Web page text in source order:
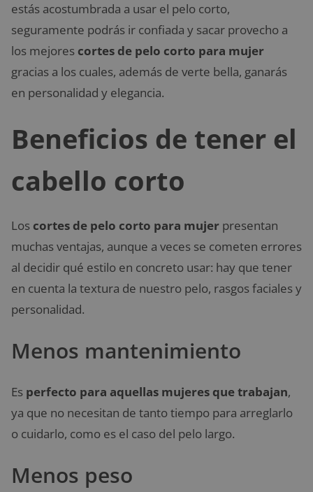
estás acostumbrada a usar el pelo corto,
seguramente podrás ir confiada y sacar provecho a
los mejores cortes de pelo corto para mujer
gracias a los cuales, además de verte bella, ganarás
en personalidad y elegancia.
Beneficios de tener el
cabello corto
Los cortes de pelo corto para mujer presentan
muchas ventajas, aunque a veces se cometen errores
al decidir qué estilo en concreto usar: hay que tener
en cuenta la textura de nuestro pelo, rasgos faciales y
personalidad.
Menos mantenimiento
Es perfecto para aquellas mujeres que trabajan,
ya que no necesitan de tanto tiempo para arreglarlo
o cuidarlo, como es el caso del pelo largo.
Menos peso